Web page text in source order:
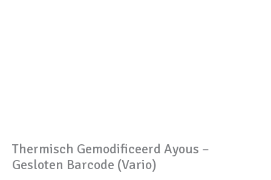
Thermisch Gemodificeerd Ayous –
Gesloten Barcode (Vario)